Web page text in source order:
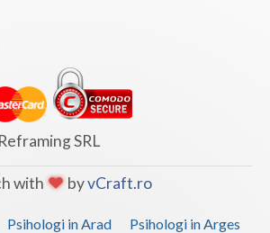
SRL
with byvCraft.ro
Psihologi in Arad
Psihologi in Arges